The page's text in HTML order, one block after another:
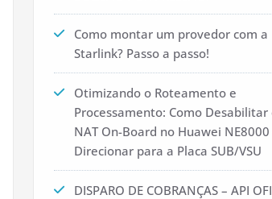
Como montar um provedor com a
Starlink? Passo a passo!
Otimizando o Roteamento e
Processamento: Como Desabilitar
NAT On-Board no Huawei NE8000
Direcionar para a Placa SUB/VSU
DISPARO DE COBRANÇAS – API